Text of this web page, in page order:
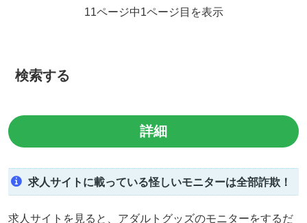
11ページ中1ページ目を表示
検索する
求人サイトに載っている怪しいモニターは全部詐欺！
求人サイトを見ると、アダルトグッズのモニターをするだ